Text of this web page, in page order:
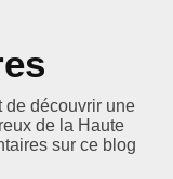
de découvrir une
de la Haute
sur ce blog